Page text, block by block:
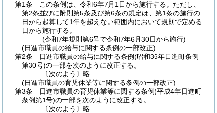
第1条
この条例は、令和6年7月1日から施行する。 ただし、
第2条並びに附則第5条及び第6条の規定は、第1条の施行の
日から起算して1年を超えない範囲内において規則で定める
日から施行する。
(令和7年規則第6号で令和7年6月30日から施行)
(日進市職員の給与に関する条例の一部改正)
第2条
日進市職員の給与に関する条例(昭和36年日進町条例
第30号)の一部を次のように改正する。
〔次のよう〕略
(日進市職員の育児休業等に関する条例の一部改正)
第3条
日進市職員の育児休業等に関する条例(平成4年日進町
条例第1号)の一部を次のように改正する。
〔次のよう〕略